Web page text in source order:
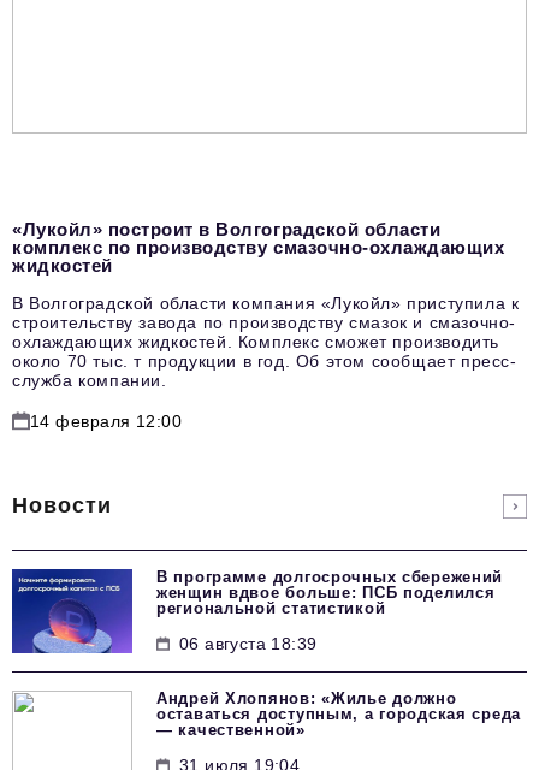
«Лукойл» построит в Волгоградской области
комплекс по производству смазочно-охлаждающих
жидкостей
В Волгоградской области компания «Лукойл» приступила к
строительству завода по производству смазок и смазочно-
охлаждающих жидкостей. Комплекс сможет производить
около 70 тыс. т продукции в год. Об этом сообщает пресс-
служба компании.
14 февраля 12:00
Новости
В программе долгосрочных сбережений
женщин вдвое больше: ПСБ поделился
региональной статистикой
06 августа 18:39
Андрей Хлопянов: «Жилье должно
оставаться доступным, а городская среда
— качественной»
31 июля 19:04